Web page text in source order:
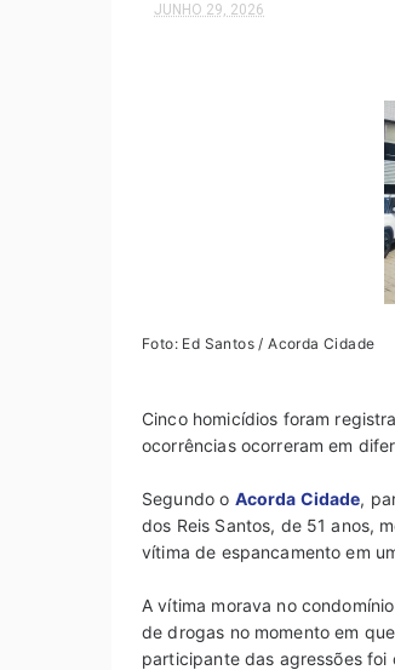
JUNHO 29, 2026
Foto: Ed Santos / Acorda Cidade
Cinco homicídios foram
ocorrências ocorreram em
Segundo o Acorda Cidade,
dos Reis Santos, de 51 anos,
vítima de espancamento em
A vítima morava no
de drogas no momento em
participante das agressões